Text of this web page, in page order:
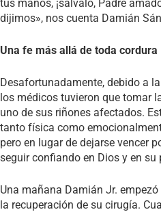
tus manos, ¡sálvalo, Padre
dijimos», nos cuenta Damián
Una fe más allá de toda cordura
Desafortunadamente, debido a
los médicos tuvieron que tomar
uno de sus riñones afectados.
tanto física como
pero en lugar de dejarse vencer
seguir confiando en Dios y en su
Una mañana Damián Jr.
la recuperación de su cirugía.